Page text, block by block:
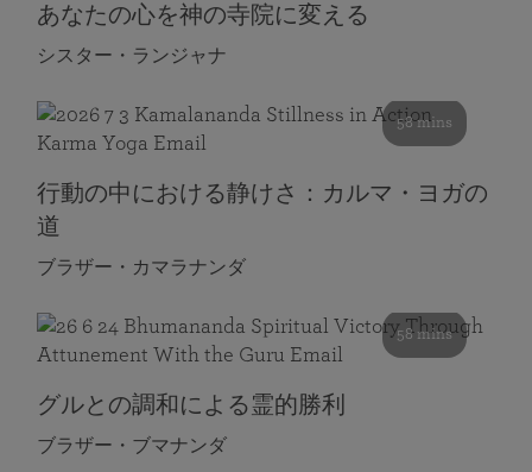
あなたの心を神の寺院に変える
シスター・ランジャナ
58 mins
行動の中における静けさ：カルマ・ヨガの
道
ブラザー・カマラナンダ
58 mins
グルとの調和による霊的勝利
ブラザー・ブマナンダ